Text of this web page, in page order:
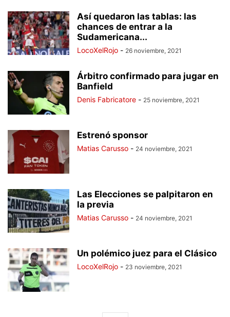
Así quedaron las tablas: las
chances de entrar a la
Sudamericana...
LocoXelRojo - 26 noviembre, 2021
Árbitro confirmado para jugar en
Banfield
Denis Fabricatore - 25 noviembre, 2021
Estrenó sponsor
Matias Carusso - 24 noviembre, 2021
Las Elecciones se palpitaron en
la previa
Matias Carusso - 24 noviembre, 2021
Un polémico juez para el Clásico
LocoXelRojo - 23 noviembre, 2021